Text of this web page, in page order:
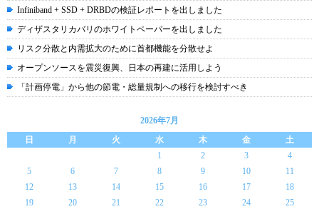
Infiniband + SSD + DRBDの検証レポートを出しました
ディザスタリカバリのホワイトペーパーを出しました
リスク分散と内需拡大のために首都機能を分散せよ
オープンソースを震災復興、日本の再建に活用しよう
「計画停電」から他の節電・総量規制への移行を検討すべき
2026年7月
日
月 火 水 木 金
土
1
2 3
4
5
6 7 8 9 10
11
12
13 14 15 16 17
18
19
20 21 22 23 24
25